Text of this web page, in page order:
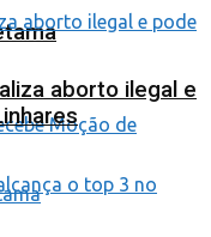
aborto ilegal e